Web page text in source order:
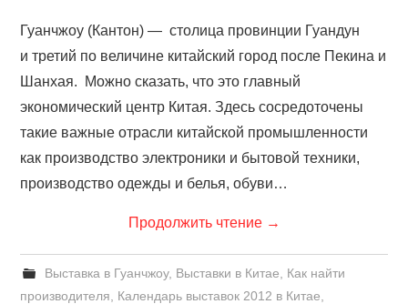
Гуанчжоу (Кантон) — столица провинции Гуандун
и третий по величине китайский город после Пекина и
Шанхая. Можно сказать, что это главный
экономический центр Китая. Здесь сосредоточены
такие важные отрасли китайской промышленности
как производство электроники и бытовой техники,
производство одежды и белья, обуви…
Продолжить чтение →
Выставка в Гуанчжоу, Выставки в Китае
Как найти
производителя
Календарь выставок 2012 в Китае